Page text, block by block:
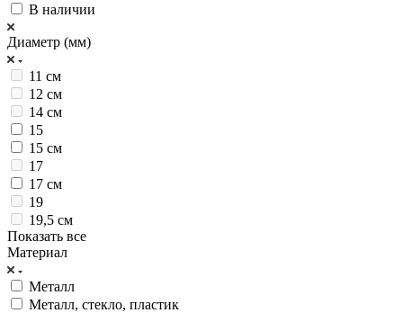
В наличии
Диаметр (мм)
11 см
12 см
14 см
15
15 см
17
17 см
19
19,5 см
Показать все
Материал
Металл
Металл, стекло, пластик